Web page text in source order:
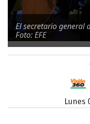
El secretario general
Foto: EFE
lunes